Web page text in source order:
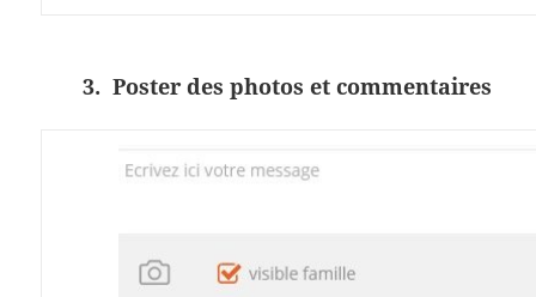
3. Poster des photos et commentaires